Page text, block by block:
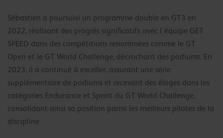
Sébastien a poursuivi un programme double en GT3 en
2022, réalisant des progrès significatifs avec l’équipe GET
SPEED dans des compétitions renommées comme le GT
Open et le GT World Challenge, décrochant des podiums. En
2023, il a continué à exceller, assurant une série
supplémentaire de podiums et recevant des éloges dans les
catégories Endurance et Sprint du GT World Challenge,
consolidant ainsi sa position parmi les meilleurs pilotes de la
discipline.